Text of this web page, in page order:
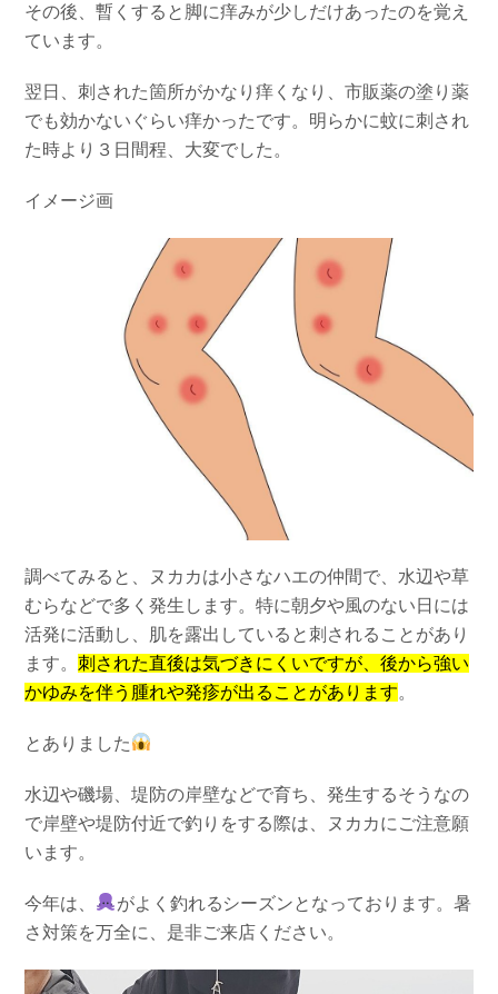
その後、暫くすると脚に痒みが少しだけあったのを覚え
ています。
翌日、刺された箇所がかなり痒くなり、市販薬の塗り薬
でも効かないぐらい痒かったです。明らかに蚊に刺され
た時より３日間程、大変でした。
イメージ画
調べてみると、ヌカカは小さなハエの仲間で、水辺や草
むらなどで多く発生します。特に朝夕や風のない日には
活発に活動し、肌を露出していると刺されることがあり
ます。刺された直後は気づきにくいですが、後から強い
かゆみを伴う腫れや発疹が出ることがあります。
とありました
水辺や磯場、堤防の岸壁などで育ち、発生するそうなの
で岸壁や堤防付近で釣りをする際は、ヌカカにご注意願
います。
今年は、
がよく釣れるシーズンとなっております。暑
さ対策を万全に、是非ご来店ください。